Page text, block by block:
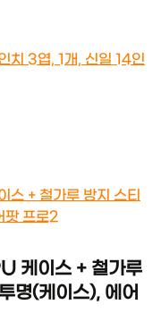
치 3엽, 1개, 신일 14인
케이스 + 철가루
명(케이스), 에어